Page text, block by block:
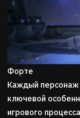
Форте
Каждый
ключевой
игрового